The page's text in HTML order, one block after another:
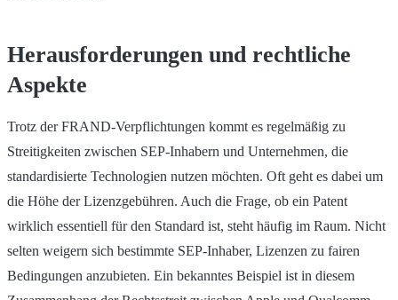
Herausforderungen und rechtliche
Aspekte
Trotz der FRAND-Verpflichtungen kommt es regelmäßig zu
Streitigkeiten zwischen SEP-Inhabern und Unternehmen, die
standardisierte Technologien nutzen möchten. Oft geht es dabei um
die Höhe der Lizenzgebühren. Auch die Frage, ob ein Patent
wirklich essentiell für den Standard ist, steht häufig im Raum. Nicht
selten weigern sich bestimmte SEP-Inhaber, Lizenzen zu fairen
Bedingungen anzubieten. Ein bekanntes Beispiel ist in diesem